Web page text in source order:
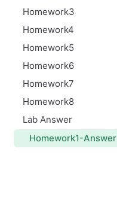
Homework3
Homework4
Homework5
Homework6
Homework7
Homework8
Lab Answer
Homework1-Answer